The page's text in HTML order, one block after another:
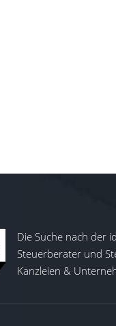
Die Suche nach der
Steuerberater und
Kanzleien &